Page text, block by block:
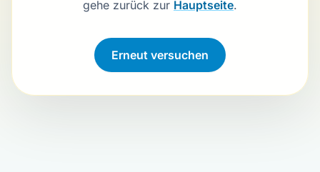
gehe zurück zur Hauptseite.
Erneut versuchen